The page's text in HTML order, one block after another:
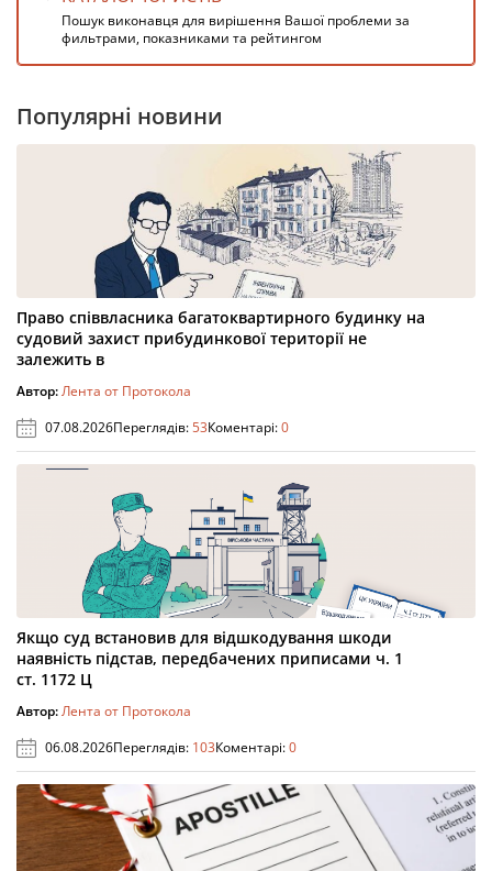
Пошук виконавця для вирішення Вашої проблеми за
фильтрами, показниками та рейтингом
Популярні новини
Право співвласника багатоквартирного будинку на
судовий захист прибудинкової території не
залежить в
Автор:Лента от Протокола
07.08.2026Переглядів:53Коментарі:0
Якщо суд встановив для відшкодування шкоди
наявність підстав, передбачених приписами ч. 1
ст. 1172 Ц
Автор:Лента от Протокола
06.08.2026Переглядів: 103Коментарі:0